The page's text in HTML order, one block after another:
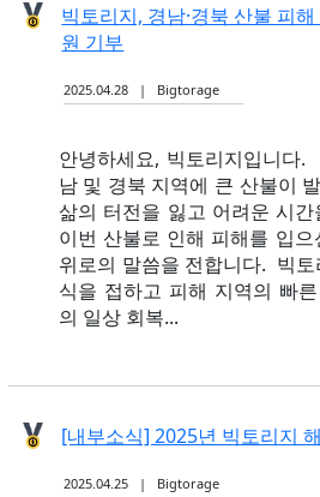
빅토리지, 경남·경북 산불 피
원 기부
2025.04.28 | Bigtorage
안녕하세요, 빅토리지입니다.
남 및 경북 지역에 큰 산불이
삶의 터전을 잃고 어려운 시
이번 산불로 인해 피해를 입
위로의 말씀을 전합니다. ​ 빅
식을 접하고 피해 지역의 빠
의 일상 회복...
[내부소식] 2025년 빅토리지
2025.04.25 | Bigtorage